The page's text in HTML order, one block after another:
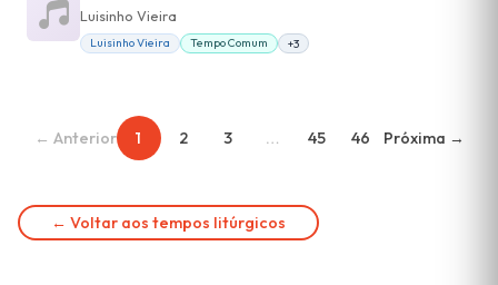
Luisinho Vieira
Luisinho Vieira Tempo Comum +3
← Anterior 1 2 3 … 45 46 Próxima →
← Voltar aos tempos litúrgicos